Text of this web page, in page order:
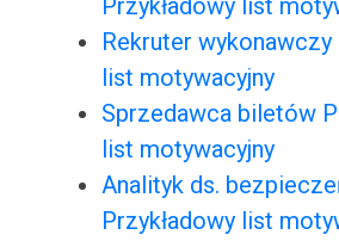
Przykładowy list
Rekruter wykonawczy
list motywacyjny
Sprzedawca biletów
list motywacyjny
Analityk ds.
Przykładowy list